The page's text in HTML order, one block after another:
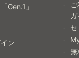
Gen.1」
ン
ガ
セ
無